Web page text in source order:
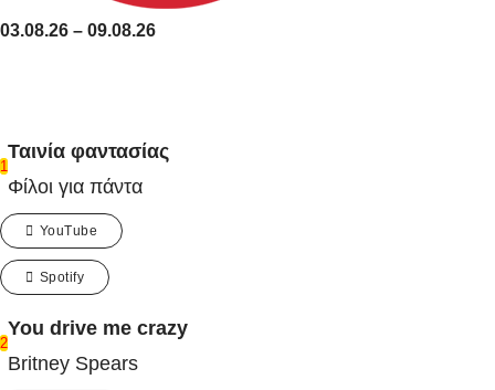
03.08.26 – 09.08.26
1
Ταινία φαντασίας
Φίλοι για πάντα
YouTube
Spotify
2
You drive me crazy
Britney Spears